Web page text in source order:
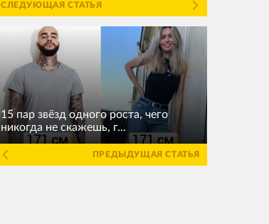
СЛЕДУЮЩАЯ СТАТЬЯ
15 пар звёзд одного роста, чего
никогда не скажешь, г...
ПРЕДЫДУЩАЯ СТАТЬЯ